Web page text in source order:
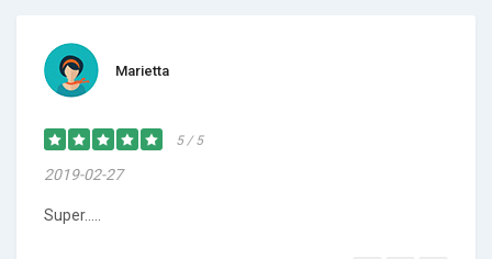
Marietta
5 / 5
2019-02-27
Super.....